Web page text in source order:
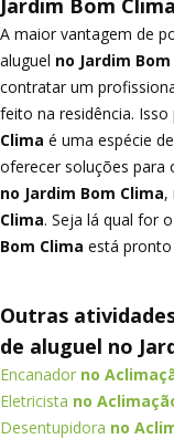
Jardim Bom Clima
A maior vantagem de
aluguel no Jardim
contratar um
feito na residência.
Clima é uma espécie
oferecer soluções para
no Jardim Bom Clima,
Clima. Seja lá qual for
Bom Clima está pronto
Outras
de aluguel no
Encanador no
Eletricista no
Desentupidora no